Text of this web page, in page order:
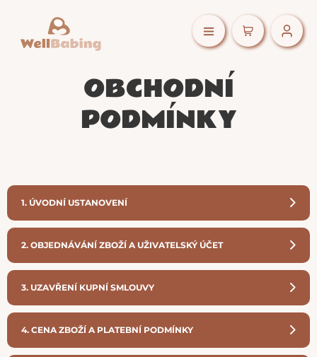
OBCHODNÍ
PODMÍNKY
1. ÚVODNÍ USTANOVENÍ
2. OBJEDNÁVÁNÍ ZBOŽÍ A UŽIVATELSKÝ ÚČET
3. UZAVŘENÍ KUPNÍ SMLOUVY
4. CENA ZBOŽÍ A PLATEBNÍ PODMÍNKY